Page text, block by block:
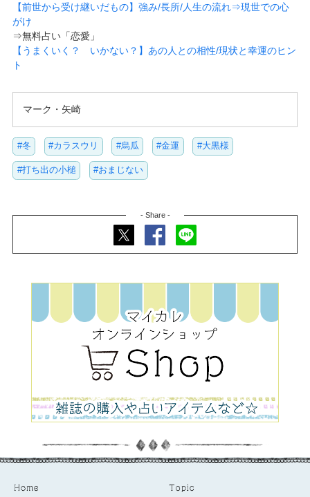
【前世から受け継いだもの】強み/長所/人生の流れ⇒現世での心
がけ
⇒無料占い「恋愛」
【うまくいく？ いかない？】あの人との相性/現状と幸運のヒン
ト
マーク・矢崎
#冬 #カラスウリ #烏瓜 #金運 #大黒様
#打ち出の小槌 #おまじない
- Share -